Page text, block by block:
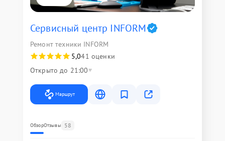
Сервисный центр INFORM
Ремонт техники INFORM
5,041 оценки
Открыто до 21:00
Маршрут
ОбзорОтзывы 58